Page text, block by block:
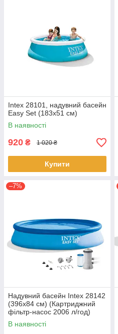
Intex 28101, надувний басейн
Easy Set (183x51 см)
В наявності
920 ₴ 1 020 ₴
Купити
–7%
Надувний басейн Intex 28142
(396х84 см) (Картриджний
фільтр-насос 2006 л/год)
В наявності